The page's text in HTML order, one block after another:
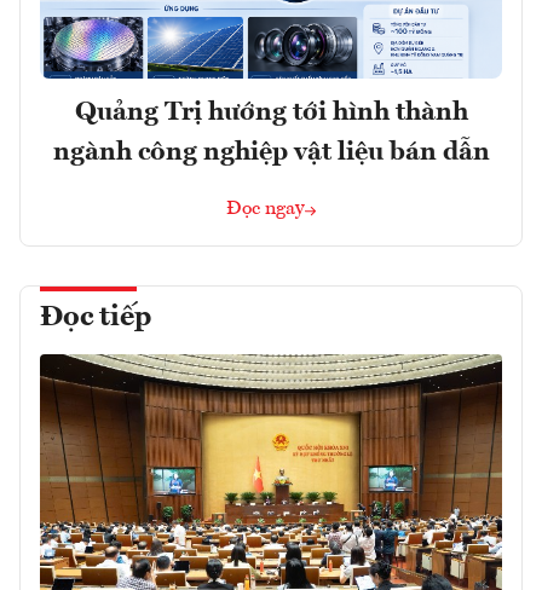
Quảng Trị hướng tới hình thành
ngành công nghiệp vật liệu bán dẫn
Đọc ngay
Đọc tiếp